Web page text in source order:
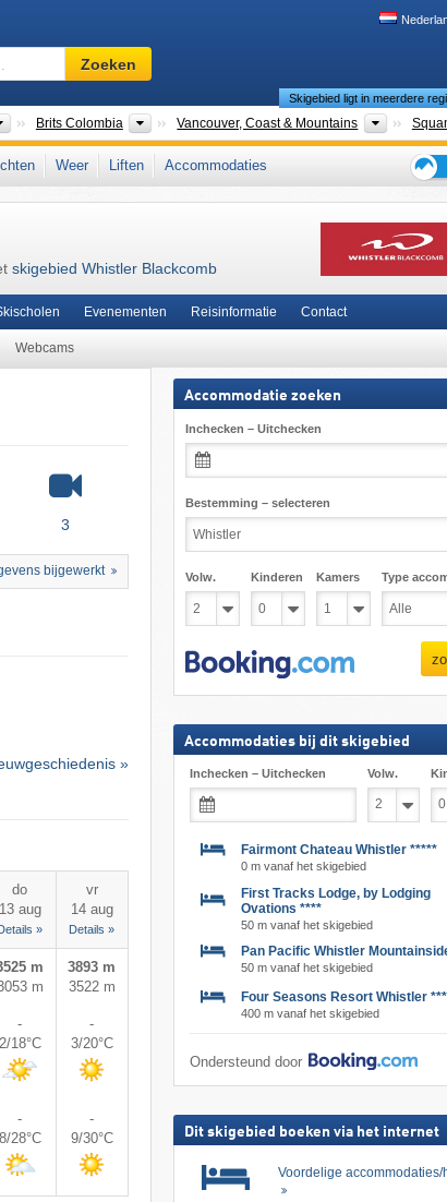
Skigebied,
regio,
…
Zoeken
LandenBrits Colombia Provincies
Vancouver, Coast & Mountains
Skigebied ligt in meerdere
, Coast Mountains , Epic Pass West-Canada Pacific Coast Ranges
Weer Liften
Accommodaties
de
skigebied Whistler Blackcomb
Webcams
Evenementen Reisinformatie Contact
3
bijgewerkt
»
do
13 aug
»
vr
14 aug
Details »
m
m
3893 m
3522 m
-
2/18°C
-
3/20°C
-
8/28°C
-
9/30°C
Accommodatie zoeken
Inchecken – Uitchecken
Bestemming – selecteren
Volw. Kinderen Kamers Type
Accommodaties bij dit skigebied
Inchecken – Uitchecken Volw.
Fairmont Chateau Whistler *****
0 m vanaf het skigebied
First Tracks Lodge, by Lodging
Ovations ****
50 m vanaf het skigebied
Pan Pacific Whistler
50 m vanaf het skigebied
Four Seasons Resort Whistler
400 m vanaf het skigebied
Ondersteund door
Dit skigebied boeken via het internet
Voordelige accommodaties/